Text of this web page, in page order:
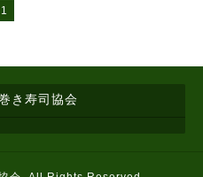
1
き寿司協会